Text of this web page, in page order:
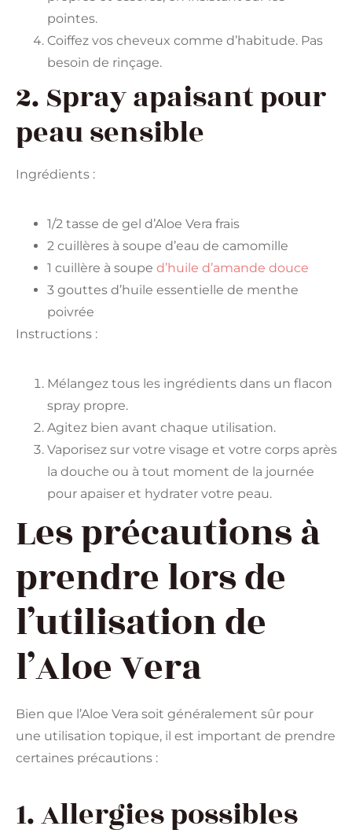
pointes.
Coiffez vos cheveux comme d’habitude. Pas
besoin de rinçage.
2. Spray apaisant pour
peau sensible
Ingrédients :
1/2 tasse de gel d’Aloe Vera frais
2 cuillères à soupe d’eau de camomille
1 cuillère à soupe d’huile d’amande douce
3 gouttes d’huile essentielle de menthe
poivrée
Instructions :
Mélangez tous les ingrédients dans un flacon
spray propre.
Agitez bien avant chaque utilisation.
Vaporisez sur votre visage et votre corps après
la douche ou à tout moment de la journée
pour apaiser et hydrater votre peau.
Les précautions à
prendre lors de
l’utilisation de
l’Aloe Vera
Bien que l’Aloe Vera soit généralement sûr pour
une utilisation topique, il est important de prendre
certaines précautions :
1. Allergies possibles